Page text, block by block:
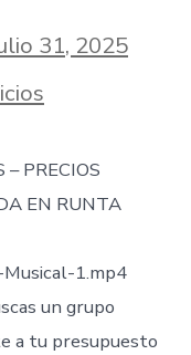
31, 2025
PRECIOS
EN RUNTA
1.mp4
un grupo
a tu presupuesto